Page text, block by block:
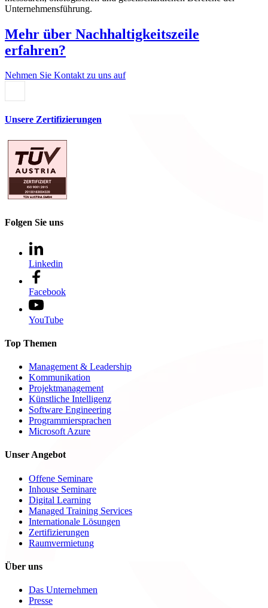
Unternehmensführung.
Mehr über Nachhaltigkeitszeile
erfahren?
Nehmen Sie Kontakt zu uns auf
Unsere Zertifizierungen
Folgen Sie uns
Linkedin
Facebook
YouTube
Top Themen
Management & Leadership
Kommunikation
Projektmanagement
Künstliche Intelligenz
Software Engineering
Programmiersprachen
Microsoft Azure
Unser Angebot
Offene Seminare
Inhouse Seminare
Digital Learning
Managed Training Services
Internationale Lösungen
Zertifizierungen
Raumvermietung
Über uns
Das Unternehmen
Presse